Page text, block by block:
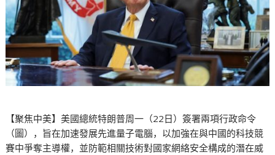
【聚焦中美】美國總統特朗普周一（22日）簽署兩項行政命令
（圖），旨在加速發展先進量子電腦，以加強在與中國的科技競
賽中爭奪主導權，並防範相關技術對國家網絡安全構成的潛在威